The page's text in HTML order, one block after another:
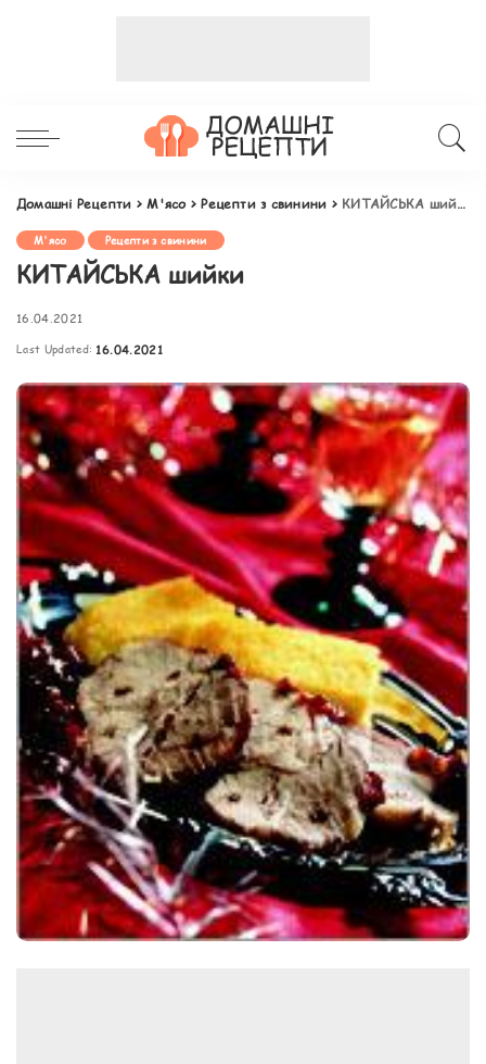
Домашні Рецепти >М'ясо>Рецепти з свинини > КИТАЙСЬКА шийки
М'ясо Рецепти з свинини
КИТАЙСЬКА шийки
16.04.2021
Last Updated: 16.04.2021